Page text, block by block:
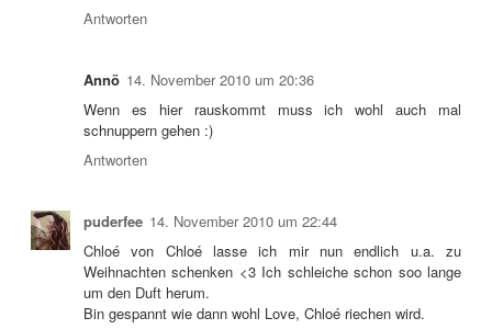
Antworten
Annö 14. November 2010 um 20:36
Wenn es hier rauskommt muss ich wohl auch mal
schnuppern gehen :)
Antworten
puderfee 14. November 2010 um 22:44
Chloé von Chloé lasse ich mir nun endlich u.a. zu
Weihnachten schenken <3 Ich schleiche schon soo lange
um den Duft herum.
Bin gespannt wie dann wohl Love, Chloé riechen wird.